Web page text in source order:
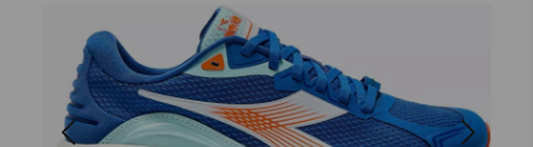
Previous Next